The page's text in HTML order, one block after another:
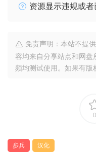
资源显示违规或
免责声明：本站不提
容均来自分享站点和网
频均测试使用。如果有版
0
步兵 汉化